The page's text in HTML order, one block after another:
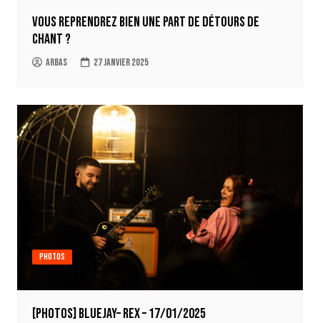
Vous reprendrez bien une part de Détours de
Chant ?
Arbas 27 janvier 2025
Photos
[Photos] BlueJay– REX – 17/01/2025